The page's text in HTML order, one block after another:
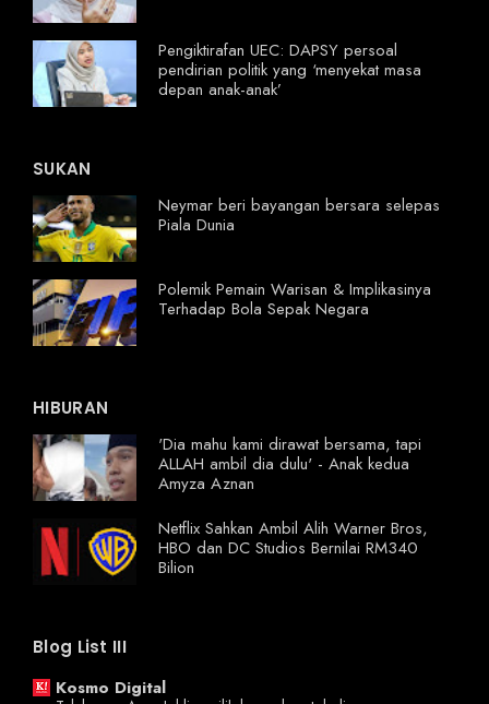
Pengiktirafan UEC: DAPSY persoal
pendirian politik yang ‘menyekat masa
depan anak-anak’
SUKAN
Neymar beri bayangan bersara selepas
Piala Dunia
Polemik Pemain Warisan & Implikasinya
Terhadap Bola Sepak Negara
HIBURAN
'Dia mahu kami dirawat bersama, tapi
ALLAH ambil dia dulu' - Anak kedua
Amyza Aznan
Netflix Sahkan Ambil Alih Warner Bros,
HBO dan DC Studios Bernilai RM340
Bilion
Blog List III
Kosmo Digital